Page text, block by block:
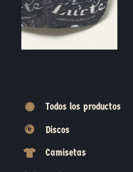
Todos los productos
Discos
Camisetas